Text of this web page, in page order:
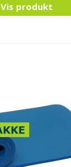
Vis produkt